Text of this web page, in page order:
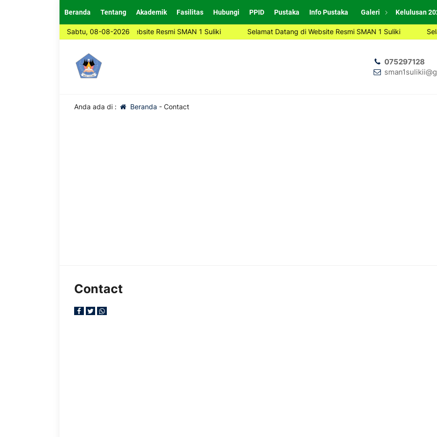
Beranda Tentang Akademik Fasilitas Hubungi PPID Pustaka Info Pustaka Galeri Kelulusan
Sabtu, 08-08-2026
Selamat Datang di Website Resmi SMAN 1 Suliki Selamat Datang di Website Resmi SMAN 1 Suliki
075297128
Anda ada di : Beranda - Contact
Contact